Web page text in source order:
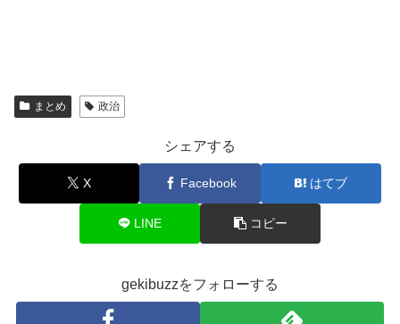
まとめ 政治
シェアする
X Facebook はてブ
LINE コピー
gekibuzzをフォローする